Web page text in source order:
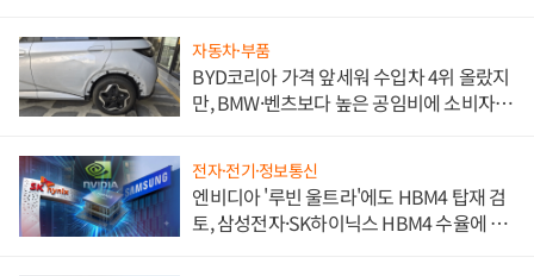
자동차·부품
BYD코리아 가격 앞세워 수입차 4위 올랐지
만, BMW·벤츠보다 높은 공임비에 소비자
전자·전기·정보통신
엔비디아 '루빈 울트라'에도 HBM4 탑재 검
토, 삼성전자·SK하이닉스 HBM4 수율에 주